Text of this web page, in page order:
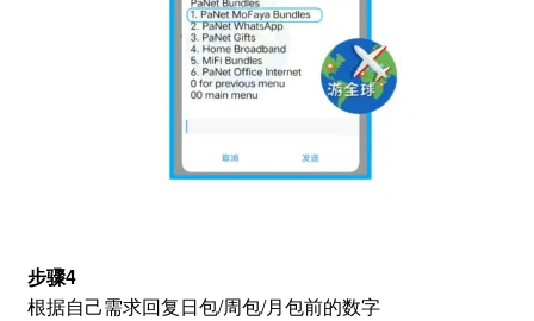
步骤4
根据自己需求回复日包/周包/月包前的数字